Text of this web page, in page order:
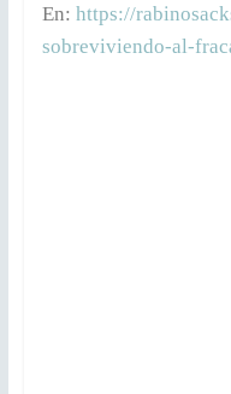
En: https://
sobreviviendo-al-